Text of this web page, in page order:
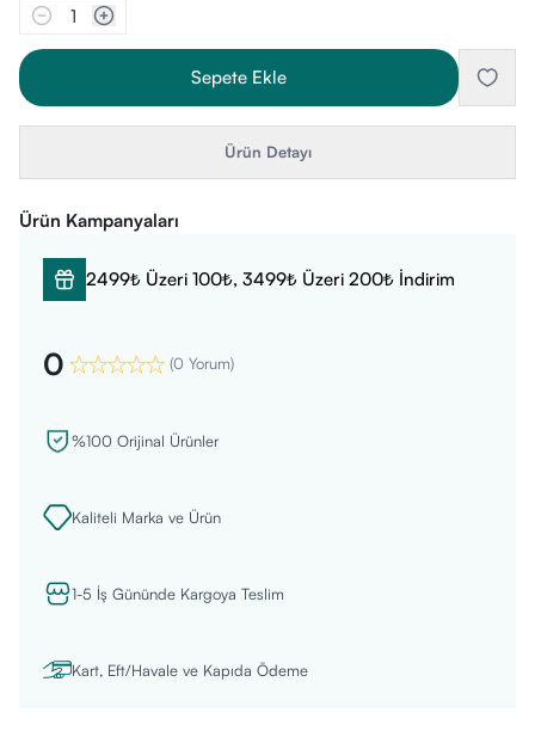
1
Sepete Ekle
Ürün Detayı
Ürün Kampanyaları
2499₺ Üzeri 100₺, 3499₺ Üzeri 200₺ İndirim
0 (0 Yorum)
%100 Orijinal Ürünler
Kaliteli Marka ve Ürün
1-5 İş Gününde Kargoya Teslim
Kart, Eft/Havale ve Kapıda Ödeme